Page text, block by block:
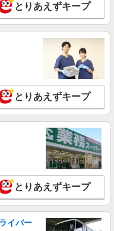
とりあえずキープ
とりあえずキープ
とりあえずキープ
イバー